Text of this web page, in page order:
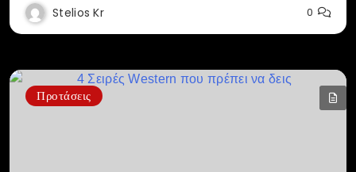
Stelios Kr 0
Προτάσεις